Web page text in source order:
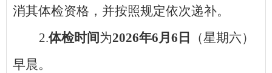
消其体检资格，并按照规定依次递补。
2.体检时间为2026年6月6日
（星期六）
早晨。